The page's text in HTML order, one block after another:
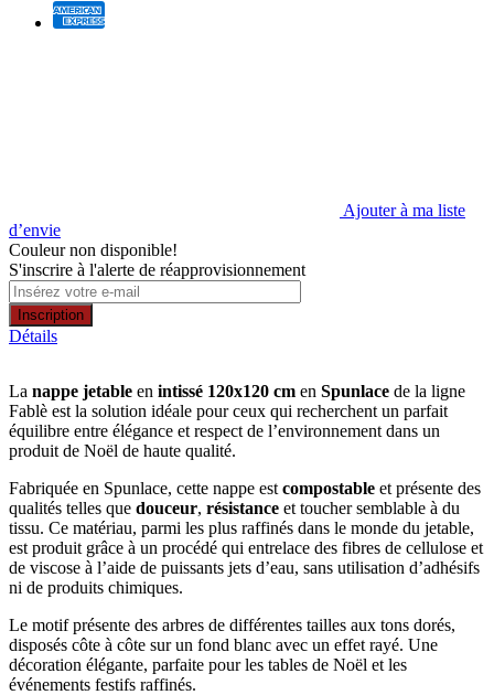
Ajouter à ma liste
d’envie
Couleur non disponible!
S'inscrire à l'alerte de réapprovisionnement
Inscription
Détails
La nappe jetable en intissé 120x120 cm en Spunlace de la ligne
Fablè est la solution idéale pour ceux qui recherchent un parfait
équilibre entre élégance et respect de l’environnement dans un
produit de Noël de haute qualité.
Fabriquée en Spunlace, cette nappe est compostable et présente des
qualités telles que douceur, résistance et toucher semblable à du
tissu. Ce matériau, parmi les plus raffinés dans le monde du jetable,
est produit grâce à un procédé qui entrelace des fibres de cellulose et
de viscose à l’aide de puissants jets d’eau, sans utilisation d’adhésifs
ni de produits chimiques.
Le motif présente des arbres de différentes tailles aux tons dorés,
disposés côte à côte sur un fond blanc avec un effet rayé. Une
décoration élégante, parfaite pour les tables de Noël et les
événements festifs raffinés.